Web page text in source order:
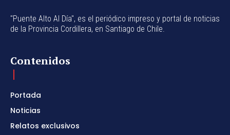
"Puente Alto Al Día", es el periódico impreso y portal de noticias
de la Provincia Cordillera, en Santiago de Chile.
Contenidos
Portada
Noticias
Relatos exclusivos